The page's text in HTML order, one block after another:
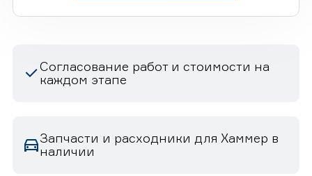
Согласование работ и стоимости на
каждом этапе
Запчасти и расходники для Хаммер в
наличии